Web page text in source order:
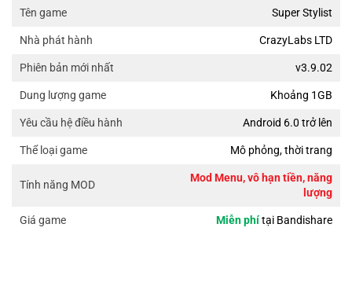
Tên game Super Stylist
Nhà phát hành CrazyLabs LTD
Phiên bản mới nhất v3.9.02
Dung lượng game Khoảng 1GB
Yêu cầu hệ điều hành Android 6.0 trở lên
Thể loại game Mô phỏng, thời trang
Tính năng MOD
Mod Menu, vô hạn tiền, năng
lượng
Giá game Miễn phítại Bandishare